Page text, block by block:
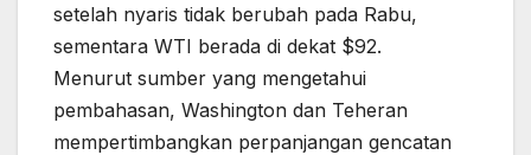
setelah nyaris tidak berubah pada Rabu,
sementara WTI berada di dekat $92.
Menurut sumber yang mengetahui
pembahasan, Washington dan Teheran
mempertimbangkan perpanjangan gencatan